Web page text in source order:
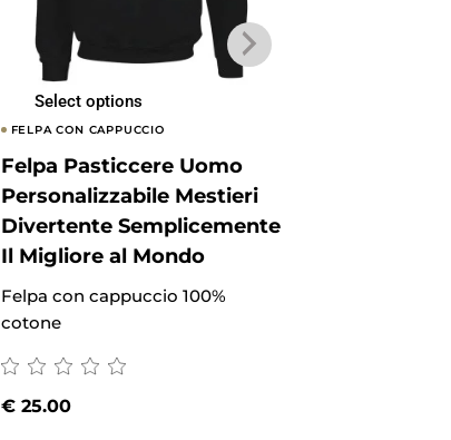
Select options
FELPA CON CAPPUCCIO
Felpa Pasticcere Uomo
Personalizzabile Mestieri
Divertente Semplicemente
Il Migliore al Mondo
Felpa con cappuccio 100%
cotone
€25.00